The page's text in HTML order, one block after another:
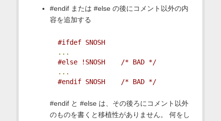
#endif または #else の後にコメント以外の内
容を追加する
#ifdef SNOSH
...
#else !SNOSH    /* BAD */
...
#endif SNOSH    /* BAD */
#endif と #else は、その後ろにコメント以外
のものを書くと移植性がありません。 何をし